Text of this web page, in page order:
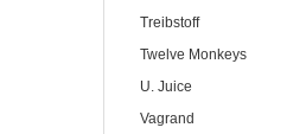
Treibstoff
Twelve Monkeys
U. Juice
Vagrand